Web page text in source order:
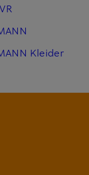
Kleider